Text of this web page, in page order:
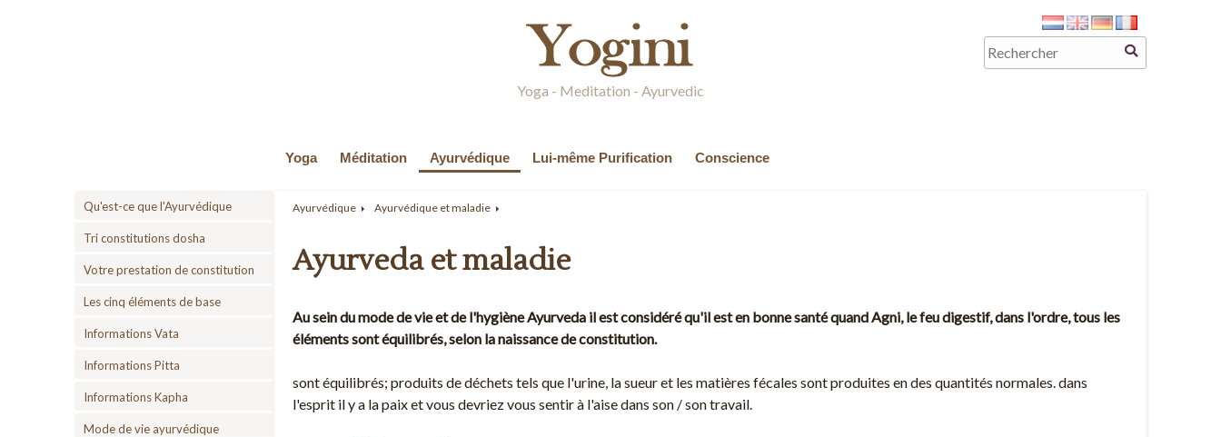
Yoga - Meditation - Ayurvedic
Yoga Méditation Ayurvédique Lui-même Purification Conscience
Qu'est-ce que l'Ayurvédique
Tri constitutions dosha
Votre prestation de constitution
Les cinq éléments de base
Informations Vata
Informations Pitta
Informations Kapha
Mode de vie ayurvédique
Ayurvédique Ayurvédique et maladie
Ayurveda et maladie
Au sein du mode de vie et de l'hygiène Ayurveda il est considéré qu'il est en bonne santé quand Agni, le feu digestif, dans l'ordre, tous les
éléments sont équilibrés, selon la naissance de constitution.
sont équilibrés; produits de déchets tels que l'urine, la sueur et les matières fécales sont produites en des quantités normales. dans
l'esprit il y a la paix et vous devriez vous sentir à l'aise dans son / son travail.